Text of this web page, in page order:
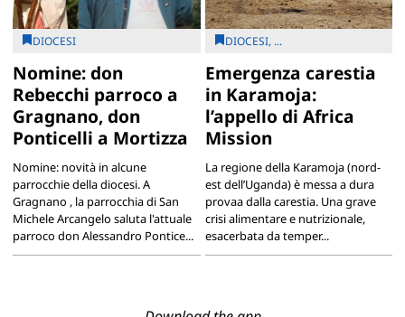
DIOCESI
Nomine: don
Rebecchi parroco a
Gragnano, don
Ponticelli a Mortizza
Nomine: novità in alcune
parrocchie della diocesi. A
Gragnano , la parrocchia di San
Michele Arcangelo saluta l'attuale
parroco don Alessandro Pontice...
DIOCESI, ...
Emergenza carestia
in Karamoja:
l’appello di Africa
Mission
La regione della Karamoja (nord-
est dell’Uganda) è messa a dura
provaa dalla carestia. Una grave
crisi alimentare e nutrizionale,
esacerbata da temper...